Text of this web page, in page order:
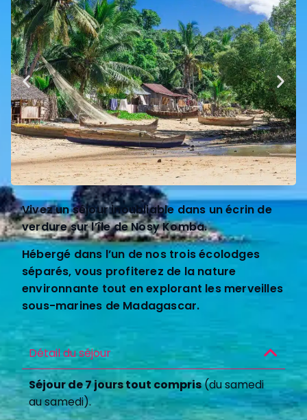
Vivez un séjour inoubliable dans un écrin de
verdure sur l’île de Nosy Komba.
Hébergé dans l’un de nos trois écolodges
séparés, vous profiterez de la nature
environnante tout en explorant les merveilles
sous-marines de Madagascar.
Détail du séjour
Séjour de 7 jours tout compris(du samedi
au samedi).